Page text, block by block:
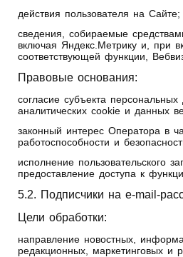
действия пользователя на Сайте;
сведения, собираемые
включая Яндекс.Метрику и, при
соответствующей функции,
Правовые основания:
согласие субъекта
аналитических cookie и данных
законный интерес Оператора в
работоспособности и
исполнение пользовательского
предоставление доступа к
5.2. Подписчики на e-
Цели обработки:
направление новостных,
редакционных, маркетинговых и